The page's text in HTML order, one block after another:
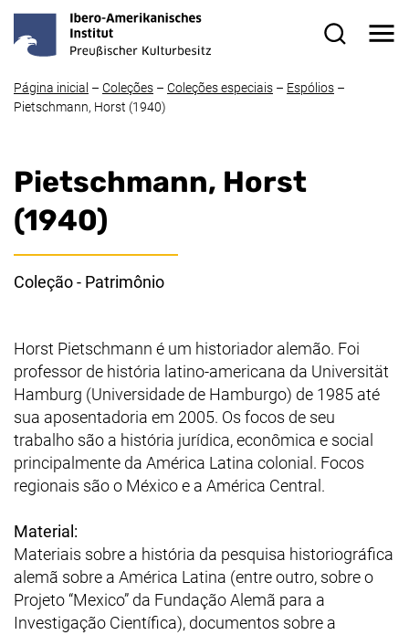
Página inicial – Coleções – Coleções especiais – Espólios –
Pietschmann, Horst (1940)
Pietschmann, Horst
(1940)
Coleção - Patrimônio
Horst Pietschmann é um historiador alemão. Foi
professor de história latino-americana da Universität
Hamburg (Universidade de Hamburgo) de 1985 até
sua aposentadoria em 2005. Os focos de seu
trabalho são a história jurídica, econômica e social
principalmente da América Latina colonial. Focos
regionais são o México e a América Central.
Material:
Materiais sobre a história da pesquisa historiográfica
alemã sobre a América Latina (entre outro, sobre o
Projeto “Mexico” da Fundação Alemã para a
Investigação Científica), documentos sobre a